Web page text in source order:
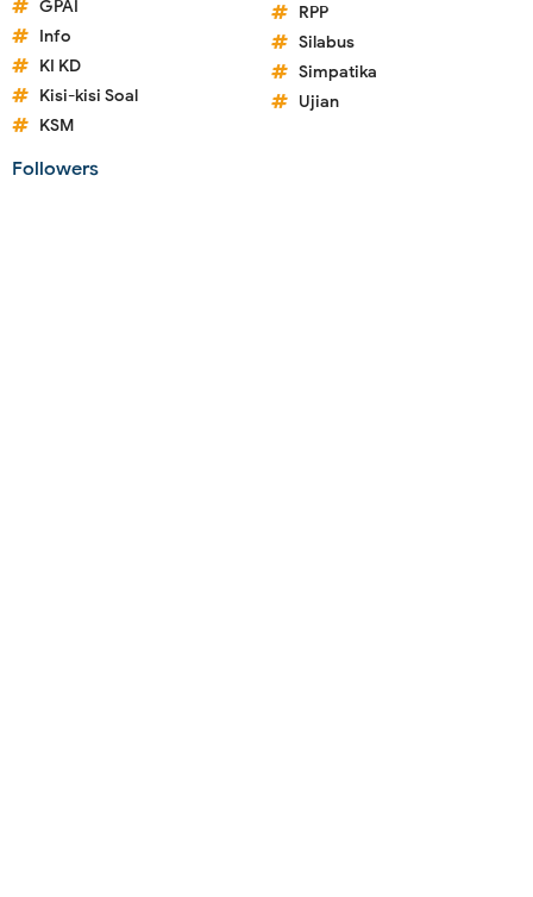
GPAI
Info
KI KD
Kisi-kisi Soal
KSM
RPP
Silabus
Simpatika
Ujian
Followers